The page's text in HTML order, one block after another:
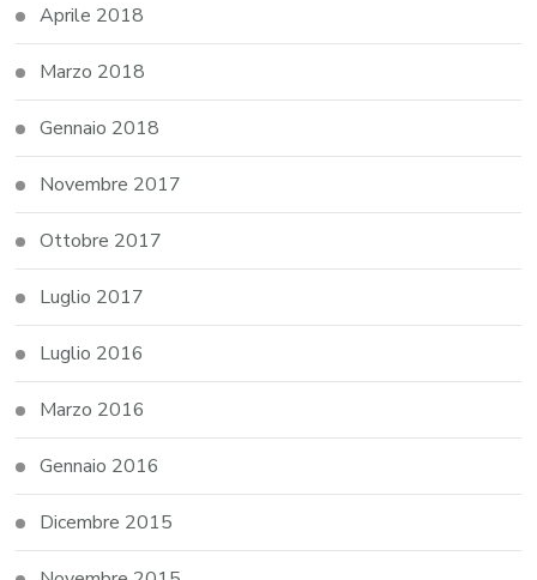
Aprile 2018
Marzo 2018
Gennaio 2018
Novembre 2017
Ottobre 2017
Luglio 2017
Luglio 2016
Marzo 2016
Gennaio 2016
Dicembre 2015